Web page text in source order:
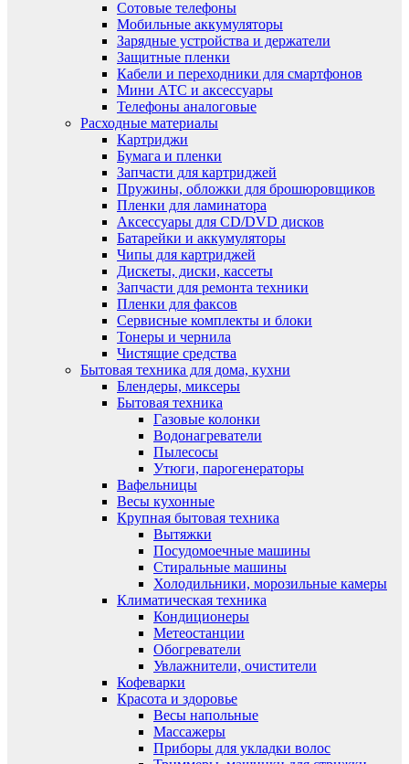
Сотовые телефоны
Мобильные аккумуляторы
Зарядные устройства и держатели
Защитные пленки
Кабели и переходники для смартфонов
Мини АТС и аксессуары
Телефоны аналоговые
Расходные материалы
Картриджи
Бумага и пленки
Запчасти для картриджей
Пружины, обложки для брошюровщиков
Пленки для ламинатора
Аксессуары для CD/DVD дисков
Батарейки и аккумуляторы
Чипы для картриджей
Дискеты, диски, кассеты
Запчасти для ремонта техники
Пленки для факсов
Сервисные комплекты и блоки
Тонеры и чернила
Чистящие средства
Бытовая техника для дома, кухни
Блендеры, миксеры
Бытовая техника
Газовые колонки
Водонагреватели
Пылесосы
Утюги, парогенераторы
Вафельницы
Весы кухонные
Крупная бытовая техника
Вытяжки
Посудомоечные машины
Стиральные машины
Холодильники, морозильные камеры
Климатическая техника
Кондиционеры
Метеостанции
Обогреватели
Увлажнители, очистители
Кофеварки
Красота и здоровье
Весы напольные
Массажеры
Приборы для укладки волос